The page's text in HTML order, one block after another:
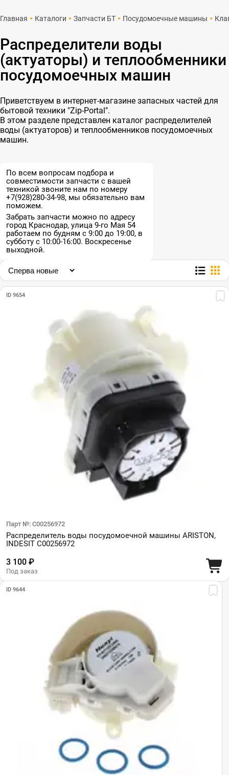
Главная Каталоги Запчасти БТ Посудомоечные машины
Распределители воды
(актуаторы) и теплообменники
посудомоечных машин
Приветствуем в интернет-магазине запасных частей для
бытовой техники "Zip-Portal".
В этом разделе представлен каталог распределителей
воды (актуаторов) и теплообменников посудомоечных
машин.
По всем вопросам подбора и
совместимости запчасти с вашей
техникой звоните нам по номеру
+7(928)280-34-98, мы обязательно вам
поможем.
Забрать запчасти можно по адресу
город Краснодар, улица 9-го Мая 54
работаем по будням с 9:00 до 19:00, в
субботу с 10:00-16:00. Воскресенье
выходной.
ID 9654
Парт №: C00256972
Распределитель воды посудомоечной машины ARISTON,
INDESIT C00256972
3 100 ₽
Под заказ
ID 9644